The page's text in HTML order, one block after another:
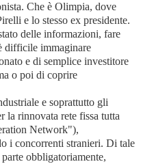
Che è Olimpia, dove
e lo stesso ex presidente.
delle informazioni, fare
difficile immaginare
e di semplice investitore
o poi di coprire
e soprattutto gli
rinnovata rete fissa tutta
Network"),
i concorrenti stranieri. Di tale
obbligatoriamente,